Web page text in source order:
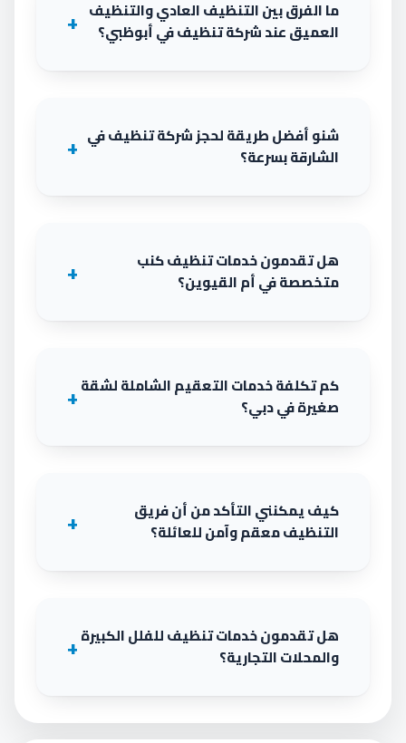
ما الفرق بين التنظيف العادي والتنظيف
العميق عند شركة تنظيف في أبوظبي؟
شنو أفضل طريقة لحجز شركة تنظيف في
الشارقة بسرعة؟
هل تقدمون خدمات تنظيف كنب
متخصصة في أم القيوين؟
كم تكلفة خدمات التعقيم الشاملة لشقة
صغيرة في دبي؟
كيف يمكنني التأكد من أن فريق
التنظيف معقم وآمن للعائلة؟
هل تقدمون خدمات تنظيف للفلل الكبيرة
والمحلات التجارية؟